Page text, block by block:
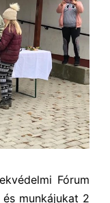
Fórum
munkájukat 2